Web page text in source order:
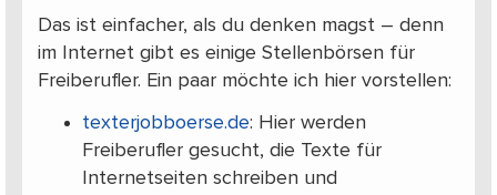
Das ist einfacher, als du denken magst ­­– denn
im Internet gibt es einige Stellenbörsen für
Freiberufler. Ein paar möchte ich hier vorstellen:
texterjobboerse.de: Hier werden
Freiberufler gesucht, die Texte für
Internetseiten schreiben und